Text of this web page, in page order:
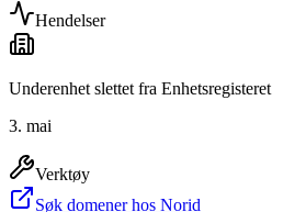
Hendelser
Underenhet slettet fra Enhetsregisteret
3. mai
Verktøy
Søk domener hos Norid